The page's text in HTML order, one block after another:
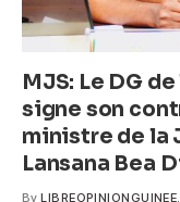
MJS: Le DG
signe son
ministre de la
Lansana Bea
By